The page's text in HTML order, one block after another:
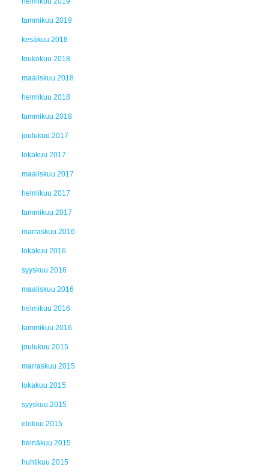
tammikuu 2019
kesäkuu 2018
toukokuu 2018
maaliskuu 2018
helmikuu 2018
tammikuu 2018
joulukuu 2017
lokakuu 2017
maaliskuu 2017
helmikuu 2017
tammikuu 2017
marraskuu 2016
lokakuu 2016
syyskuu 2016
maaliskuu 2016
helmikuu 2016
tammikuu 2016
joulukuu 2015
marraskuu 2015
lokakuu 2015
syyskuu 2015
elokuu 2015
heinäkuu 2015
huhtikuu 2015